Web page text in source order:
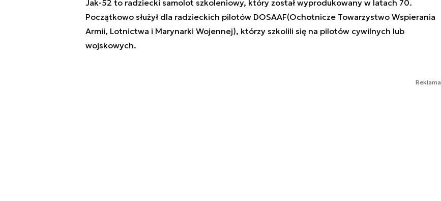
Jak-52 to radziecki samolot szkoleniowy, który został wyprodukowany w latach 70.
Początkowo służył dla radzieckich pilotów DOSAAF(Ochotnicze Towarzystwo Wspierania
Armii, Lotnictwa i Marynarki Wojennej), którzy szkolili się na pilotów cywilnych lub
wojskowych.
Reklama